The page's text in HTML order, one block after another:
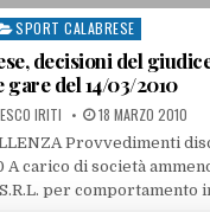
in
SPORT CALABRESE
decisioni del
gare del 14/03/2010
BY IRITI POSTED ON
18 MARZO 2010
Provvedimenti
A carico di società
per comportamento